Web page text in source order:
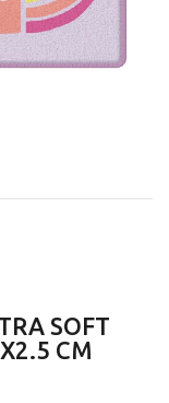
SOFT
CM